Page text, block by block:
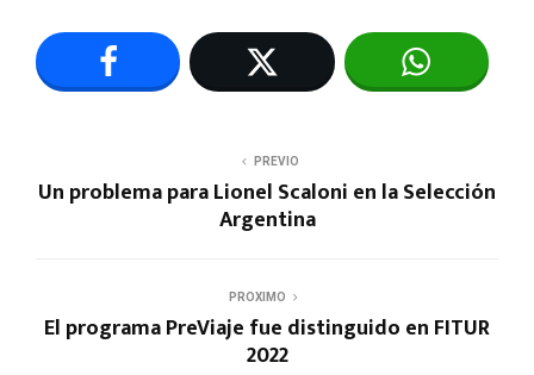
PREVIO
Un problema para Lionel Scaloni en la Selección
Argentina
PROXIMO
El programa PreViaje fue distinguido en FITUR
2022